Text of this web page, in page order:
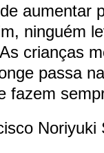
aumentar
ninguém
crianças
passa
fazem
Noriyuki